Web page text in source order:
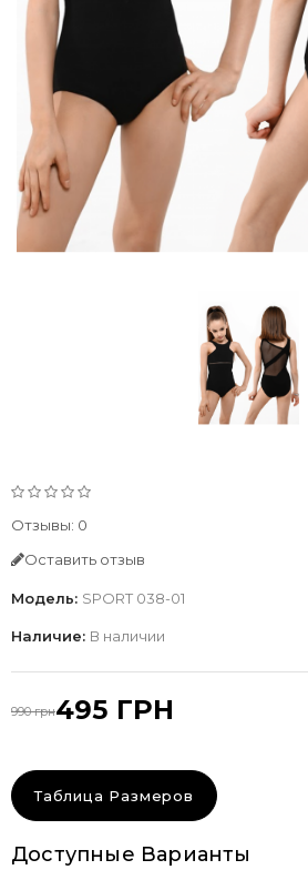
Отзывы: 0
Оставить отзыв
Модель: SPORT 038-01
Наличие: В наличии
990 грн495 ГРН
Таблица Размеров
Доступные Варианты